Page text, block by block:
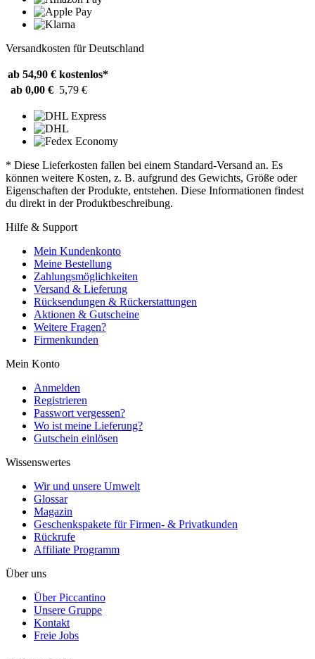
Versandkosten für Deutschland
ab 54,90 € kostenlos*
ab 0,00 € 5,79 €
* Diese Lieferkosten fallen bei einem Standard-Versand an. Es
können weitere Kosten, z. B. aufgrund des Gewichts, Größe oder
Eigenschaften der Produkte, entstehen. Diese Informationen findest
du direkt in der Produktbeschreibung.
Hilfe & Support
Mein Kundenkonto
Meine Bestellung
Zahlungsmöglichkeiten
Versand & Lieferung
Rücksendungen & Rückerstattungen
Aktionen & Gutscheine
Weitere Fragen?
Firmenkunden
Mein Konto
Anmelden
Registrieren
Passwort vergessen?
Wo ist meine Lieferung?
Gutschein einlösen
Wissenswertes
Wir und unsere Umwelt
Glossar
Magazin
Geschenkspakete für Firmen- & Privatkunden
Rückrufe
Affiliate Programm
Über uns
Über Piccantino
Unsere Gruppe
Kontakt
Freie Jobs